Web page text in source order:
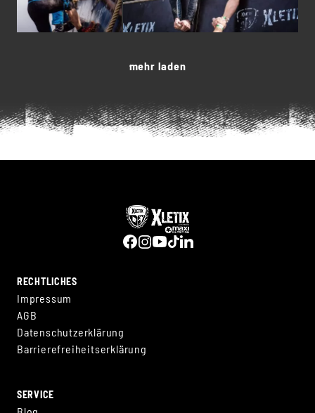
mehr laden
RECHTLICHES
Impressum
AGB
Datenschutzerklärung
Barrierefreiheitserklärung
SERVICE